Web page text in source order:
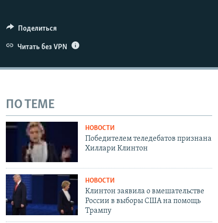
Поделиться
Читать без VPN
ПО ТЕМЕ
НОВОСТИ
Победителем теледебатов признана
Хиллари Клинтон
НОВОСТИ
Клинтон заявила о вмешательстве
России в выборы США на помощь
Трампу